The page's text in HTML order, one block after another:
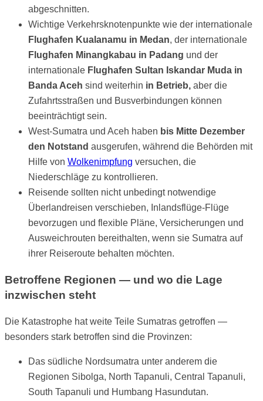
abgeschnitten.
Wichtige Verkehrsknotenpunkte wie der internationale
Flughafen Kualanamu in Medan, der internationale
Flughafen Minangkabau in Padang und der
internationale Flughafen Sultan Iskandar Muda in
Banda Aceh sind weiterhin in Betrieb, aber die
Zufahrtsstraßen und Busverbindungen können
beeinträchtigt sein.
West-Sumatra und Aceh haben bis Mitte Dezember
den Notstand ausgerufen, während die Behörden mit
Hilfe von Wolkenimpfung versuchen, die
Niederschläge zu kontrollieren.
Reisende sollten nicht unbedingt notwendige
Überlandreisen verschieben, Inlandsflüge-Flüge
bevorzugen und flexible Pläne, Versicherungen und
Ausweichrouten bereithalten, wenn sie Sumatra auf
ihrer Reiseroute behalten möchten.
Betroffene Regionen — und wo die Lage
inzwischen steht
Die Katastrophe hat weite Teile Sumatras getroffen —
besonders stark betroffen sind die Provinzen:
Das südliche Nordsumatra unter anderem die
Regionen Sibolga, North Tapanuli, Central Tapanuli,
South Tapanuli und Humbang Hasundutan.